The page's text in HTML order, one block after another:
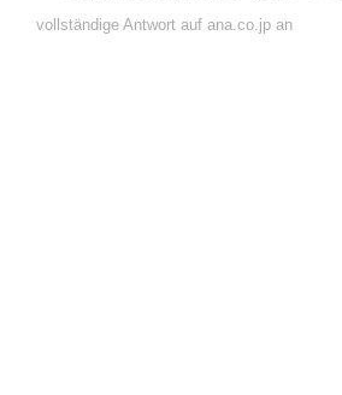
vollständige Antwort auf ana.co.jp an